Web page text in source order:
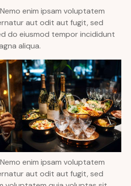
enim ipsam voluptatem
aut odit aut fugit, sed
do eiusmod tempor incididunt
aliqua.
enim ipsam voluptatem
aut odit aut fugit, sed